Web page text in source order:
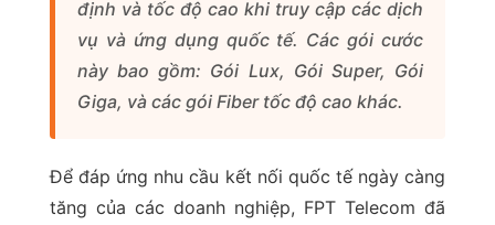
định và tốc độ cao khi truy cập các dịch
vụ và ứng dụng quốc tế. Các gói cước
này bao gồm: Gói Lux, Gói Super, Gói
Giga, và các gói Fiber tốc độ cao khác.
Để đáp ứng nhu cầu kết nối quốc tế ngày càng
tăng của các doanh nghiệp, FPT Telecom đã